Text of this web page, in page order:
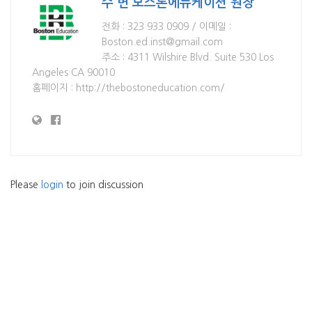
수 변 보스톤에듀케이션 원장
전화 : 323 933 0909 / 이메일 :
Boston.ed.inst@gmail.com
주소 : 4311 Wilshire Blvd. Suite 530 Los
Angeles CA 90010
홈페이지 : http://thebostoneducation.com/
Please login to join discussion